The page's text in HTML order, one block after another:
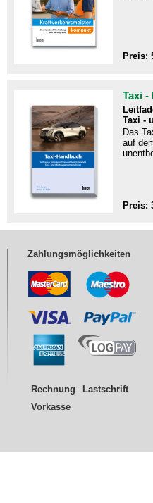
Preis:
Taxi -
Taxi -
Das
auf
Preis:
Zahlungsmöglichkeiten
Rechnung
Lastschrift
Vorkasse